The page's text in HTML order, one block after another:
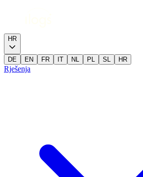
HR
DE EN FR IT NL PL SL HR
Rješenja